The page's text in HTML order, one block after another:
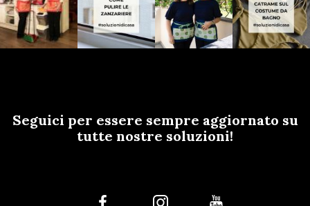
Seguici per essere sempre aggiornato su
tutte nostre soluzioni!